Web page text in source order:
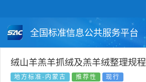
全国标准信息公共服务平台
国家标准 行业标准
绒山羊羔羊抓绒及羔羊绒整理规程
地方标准-内蒙古 推荐性 现行